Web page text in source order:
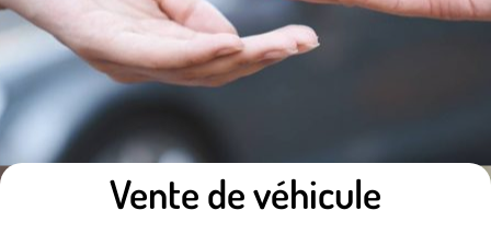
Vente de véhicule